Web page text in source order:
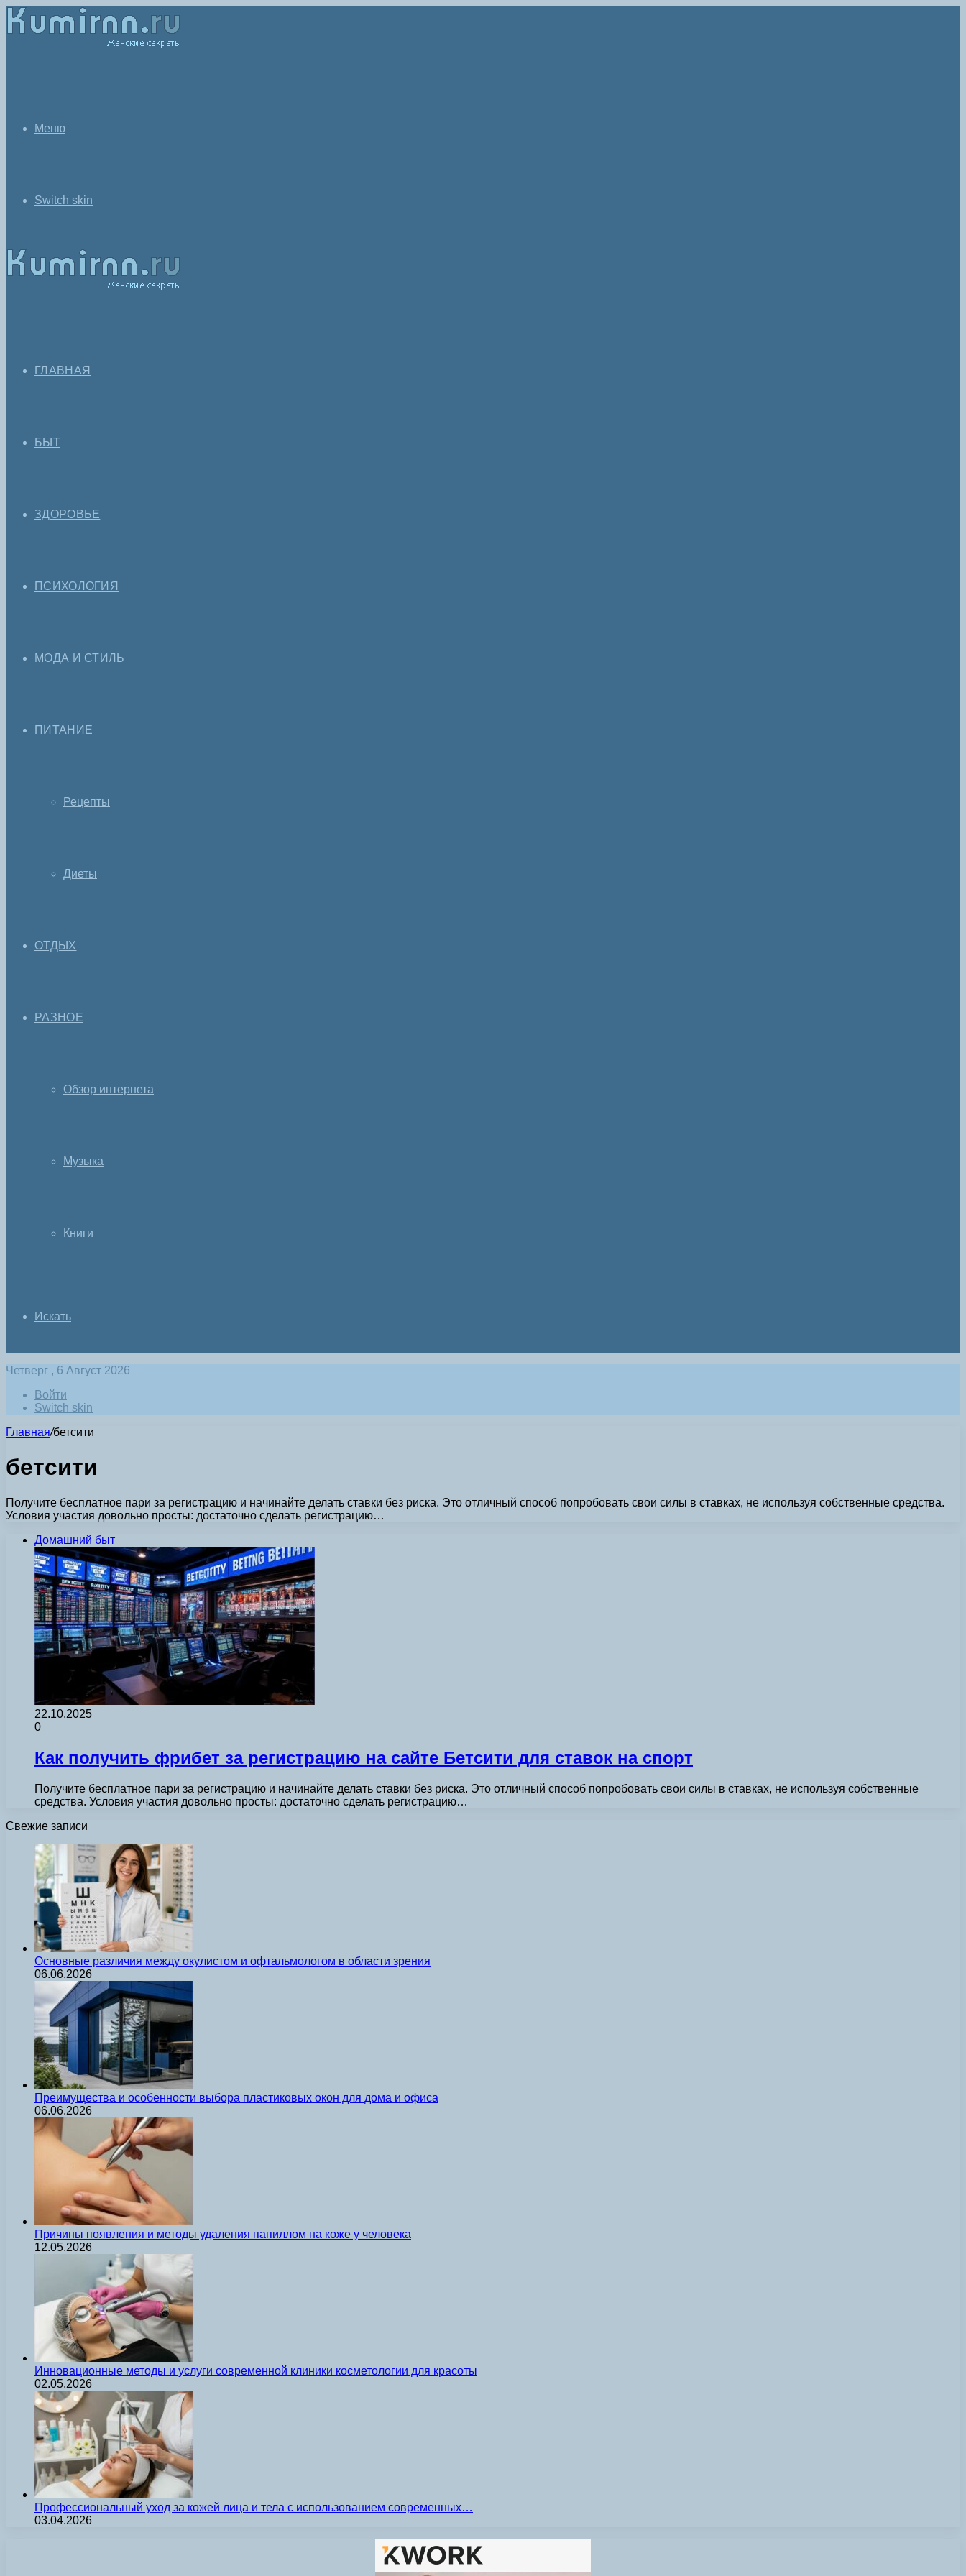
Меню
Switch skin
ГЛАВНАЯ
БЫТ
ЗДОРОВЬЕ
ПСИХОЛОГИЯ
МОДА И СТИЛЬ
ПИТАНИЕ
Рецепты
Диеты
ОТДЫХ
РАЗНОЕ
Обзор интернета
Музыка
Книги
Искать
Четверг , 6 Август 2026
Войти
Switch skin
Главная/бетсити
бетсити
Получите бесплатное пари за регистрацию и начинайте делать ставки без риска. Это отличный способ попробовать свои силы в ставках, не используя собственные средства.
Условия участия довольно просты: достаточно сделать регистрацию…
Домашний быт
22.10.2025
0
Как получить фрибет за регистрацию на сайте Бетсити для ставок на спорт
Получите бесплатное пари за регистрацию и начинайте делать ставки без риска. Это отличный способ попробовать свои силы в ставках, не используя собственные
средства. Условия участия довольно просты: достаточно сделать регистрацию…
Свежие записи
Основные различия между окулистом и офтальмологом в области зрения
06.06.2026
Преимущества и особенности выбора пластиковых окон для дома и офиса
06.06.2026
Причины появления и методы удаления папиллом на коже у человека
12.05.2026
Инновационные методы и услуги современной клиники косметологии для красоты
02.05.2026
Профессиональный уход за кожей лица и тела с использованием современных…
03.04.2026